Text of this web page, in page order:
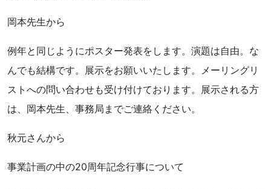
岡本先生から
例年と同じようにポスター発表をします。演題は自由。な
んでも結構です。展示をお願いいたします。メーリングリ
ストへの問い合わせも受け付けております。展示される方
は、岡本先生、事務局までご連絡ください。
秋元さんから
事業計画の中の20周年記念行事について